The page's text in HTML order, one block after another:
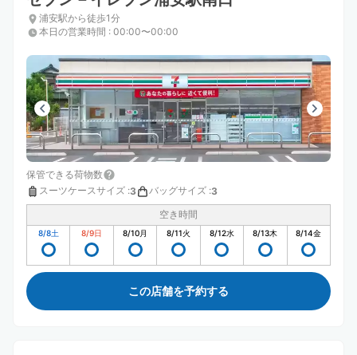
keyboard
shortcuts
for
changing
dates.
keyboard
shortcuts
for
changing
dates.
浦安駅から徒歩1分
本日の営業時間 : 00:00〜00:00
保管できる荷物数
スーツケースサイズ :3 バッグサイズ :3
空き時間
8/8土 8/9日 8/10月 8/11火 8/12水 8/13木 8/14金
この店舗を予約する